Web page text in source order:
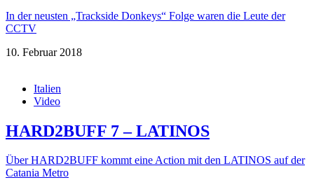
In der neusten „Trackside Donkeys“ Folge waren die Leute der
CCTV
10. Februar 2018
Italien
Video
HARD2BUFF 7 – LATINOS
Über HARD2BUFF kommt eine Action mit den LATINOS auf der
Catania Metro